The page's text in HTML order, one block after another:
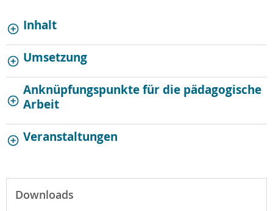
Inhalt
Umsetzung
Anknüpfungspunkte für die pädagogische
Arbeit
Veranstaltungen
Downloads